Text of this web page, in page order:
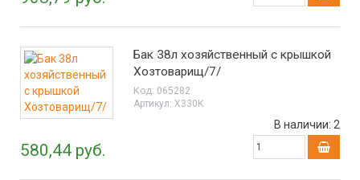
Бак 38л хозяйственный с крышкой
Хозтоварищ/7/
Код: 065282
Артикул: Х330К
580,44 руб.
В наличии: 2